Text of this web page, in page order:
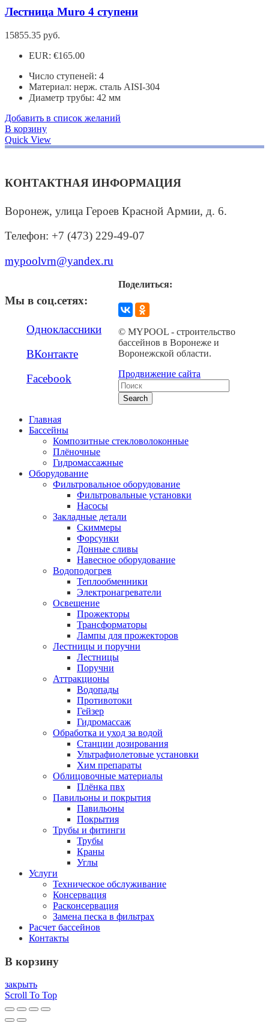
Лестница Muro 4 ступени
15855.35 руб.
EUR: €165.00
Число ступеней: 4
Материал: нерж. сталь AISI-304
Диаметр трубы: 42 мм
Добавить в список желаний
В корзину
Quick View
КОНТАКТНАЯ ИНФОРМАЦИЯ
Воронеж, улица Героев Красной Армии, д. 6.
Телефон: +7 (473) 229-49-07
mypoolvrn@yandex.ru
Мы в соц.сетях:
Одноклассники
ВКонтакте
Facebook
Поделиться:
© MYPOOL - строительство
бассейнов в Воронеже и
Воронежской области.
Продвижение сайта
Search
Главная
Бассейны
Композитные стекловолоконные
Плёночные
Гидромассажные
Оборудование
Фильтровальное оборудование
Фильтровальные установки
Насосы
Закладные детали
Скиммеры
Форсунки
Донные сливы
Навесное оборудование
Водоподогрев
Теплообменники
Электронагреватели
Освещение
Прожекторы
Трансформаторы
Лампы для прожекторов
Лестницы и поручни
Лестницы
Поручни
Аттракционы
Водопады
Противотоки
Гейзер
Гидромассаж
Обработка и уход за водой
Станции дозирования
Ультрафиолетовые установки
Хим препараты
Облицовочные материалы
Плёнка пвх
Павильоны и покрытия
Павильоны
Покрытия
Трубы и фитинги
Трубы
Краны
Углы
Услуги
Техническое обслуживание
Консервация
Расконсервация
Замена песка в фильтрах
Расчет бассейнов
Контакты
В корзину
закрыть
Scroll To Top